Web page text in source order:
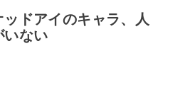
ッドアイのキャラ、人
いない